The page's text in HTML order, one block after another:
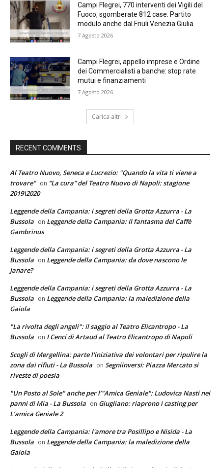
Campi Flegrei, 770 interventi dei Vigili del
Fuoco, sgomberate 812 case. Partito
modulo anche dal Friuli Venezia Giulia
7 Agosto 2026
Campi Flegrei, appello imprese e Ordine
dei Commercialisti a banche: stop rate
mutui e finanziamenti
7 Agosto 2026
Carica altri
RECENT COMMENTS
Al Teatro Nuovo, Seneca e Lucrezio: "Quando la vita ti viene a
trovare" on “La cura” del Teatro Nuovo di Napoli: stagione
2019\2020
Leggende della Campania: i segreti della Grotta Azzurra - La
Bussola on Leggende della Campania: Il fantasma del Caffè
Gambrinus
Leggende della Campania: i segreti della Grotta Azzurra - La
Bussola on Leggende della Campania: da dove nascono le
Janare?
Leggende della Campania: i segreti della Grotta Azzurra - La
Bussola on Leggende della Campania: la maledizione della
Gaiola
"La rivolta degli angeli": il saggio al Teatro Elicantropo - La
Bussola on I Cenci di Artaud al Teatro Elicantropo di Napoli
Scogli di Mergellina: parte l'iniziativa dei volontari per ripulire la
zona dai rifiuti - La Bussola on Segniinversi: Piazza Mercato si
riveste di poesia
"Un Posto al Sole" anche per l’"Amica Geniale": Ludovica Nasti nei
panni di Mia - La Bussola on Giugliano: riaprono i casting per
L’amica Geniale 2
Leggende della Campania: l'amore tra Posillipo e Nisida - La
Bussola on Leggende della Campania: la maledizione della
Gaiola